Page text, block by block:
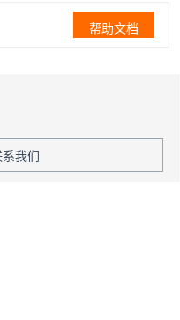
帮助文档